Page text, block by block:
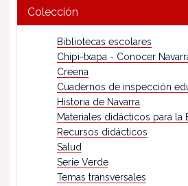
Colección
Bibliotecas escolares
Chipi-txapa - Conocer
Creena
Cuadernos de inspección
Historia de Navarra
Materiales didácticos para la
Recursos didácticos
Salud
Serie Verde
Temas transversales